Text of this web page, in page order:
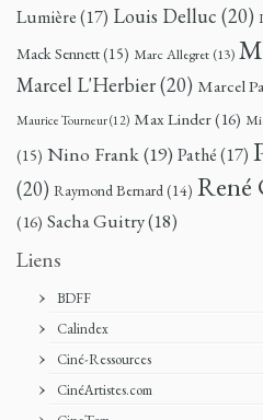
Lumière(17) Louis Delluc (20)
Mack Sennett(15) Marc Allegret (13)
Marcel L'Herbier(20) Marcel
Maurice Tourneur(12) Max Linder(16)
(15) Nino Frank(19) Pathé(17)
(20) Raymond Bernard(14) René
(16) Sacha Guitry(18)
Liens
BDFF
Calindex
Ciné-Ressources
CinéArtistes.com